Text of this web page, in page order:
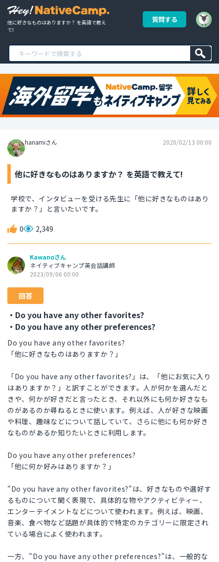
他に好きなものはありますか？ を英語で教え
て!
質問する
hanamiさん 2020/02/13 00:00
他に好きなものはありますか？ を英語で教えて!
学校で、インタビューを受ける先生に「他に好きなものはあり
ますか？」と言いたいです。
0 2,349
Kawanoさん
ネイティブキャンプ英会話講師
2023/09/06 00:00
回答
・Do you have any other favorites?
・Do you have any other preferences?
Do you have any other favorites?
「他に好きなものはありますか？」
「Do you have any other favorites?」は、「他にお気に入り
はありますか？」と訳すことができます。人が何かを選んだと
きや、何かが好きだと言ったとき、それ以外にも何か好きなも
のがあるのか尋ねるときに使います。例えば、人が好きな映画
や料理、趣味などについて話していて、さらに他にも何か好き
なものがあるか知りたいときに利用します。
Do you have any other preferences?
「他に何か好みはありますか？」
"Do you have any other favorites?"は、好きなものや選好す
るものについて聞く表現で、具体的な物やアクティビティー、
エンターテイメントなどについて使われます。例えば、映画、
音楽、食べ物など話題が具体的で特定のカテゴリーに限定され
ている場合によく使われます。
一方、"Do you have any other preferences?"は、一般的な